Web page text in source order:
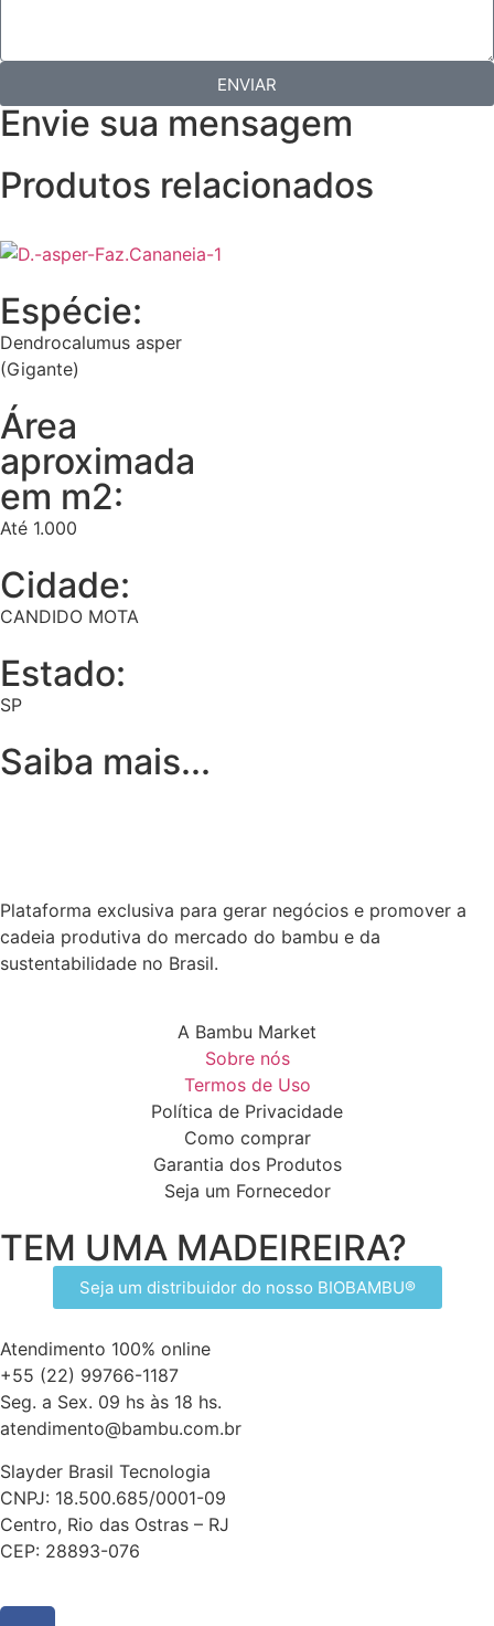
ENVIAR
Envie sua mensagem
Produtos relacionados
Espécie:
Dendrocalumus asper
(Gigante)
Área
aproximada
em m2:
Até 1.000
Cidade:
CANDIDO MOTA
Estado:
SP
Saiba mais...
Plataforma exclusiva para gerar negócios e promover a
cadeia produtiva do mercado do bambu e da
sustentabilidade no Brasil.
A Bambu Market
Sobre nós
Termos de Uso
Política de Privacidade
Como comprar
Garantia dos Produtos
Seja um Fornecedor
TEM UMA MADEIREIRA?
Seja um distribuidor do nosso BIOBAMBU®
Atendimento 100% online
+55 (22) 99766-1187
Seg. a Sex. 09 hs às 18 hs.
atendimento@bambu.com.br
Slayder Brasil Tecnologia
CNPJ: 18.500.685/0001-09
Centro, Rio das Ostras – RJ
CEP: 28893-076